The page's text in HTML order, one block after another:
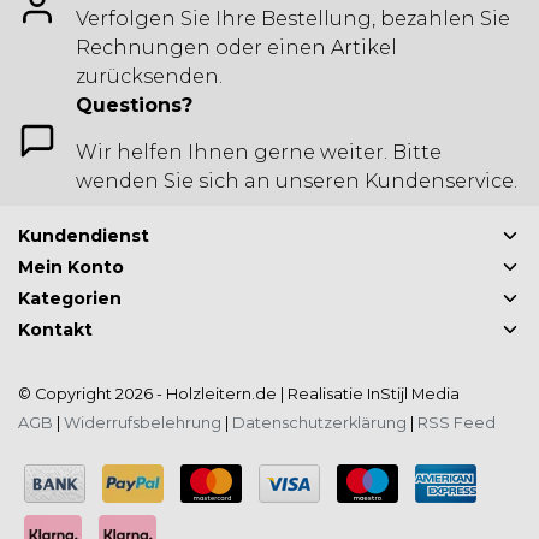
Verfolgen Sie Ihre Bestellung, bezahlen Sie
Rechnungen oder einen Artikel
zurücksenden.
Questions?
Wir helfen Ihnen gerne weiter. Bitte
wenden Sie sich an unseren Kundenservice.
Kundendienst
Mein Konto
Kategorien
Kontakt
© Copyright 2026 - Holzleitern.de | Realisatie InStijl Media
AGB
Widerrufsbelehrung Datenschutzerklärung RSS Feed